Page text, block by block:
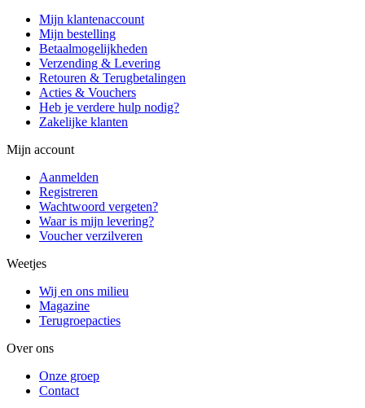
Mijn klantenaccount
Mijn bestelling
Betaalmogelijkheden
Verzending & Levering
Retouren & Terugbetalingen
Acties & Vouchers
Heb je verdere hulp nodig?
Zakelijke klanten
Mijn account
Aanmelden
Registreren
Wachtwoord vergeten?
Waar is mijn levering?
Voucher verzilveren
Weetjes
Wij en ons milieu
Magazine
Terugroepacties
Over ons
Onze groep
Contact